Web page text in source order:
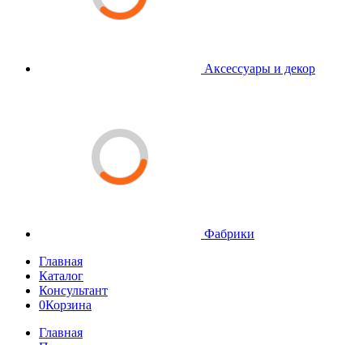
Аксессуары и декор
Фабрики
Главная
Каталог
Консультант
0Корзина
Главная